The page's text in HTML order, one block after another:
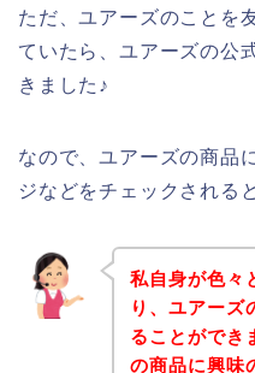
ただ、ユアーズのことを
ていたら、ユアーズの公
きました♪
なので、ユアーズの商品
ジなどをチェックされる
私自身が色々
り、ユアーズ
ることができ
の商品に興味